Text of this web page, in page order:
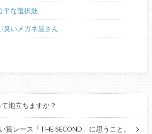
平な選択肢
臭いメガネ屋さん
泡立ちますか？
賞レース「THE SECOND」に思うこと。